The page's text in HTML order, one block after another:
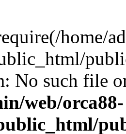
home/
No such file
web/orca88-